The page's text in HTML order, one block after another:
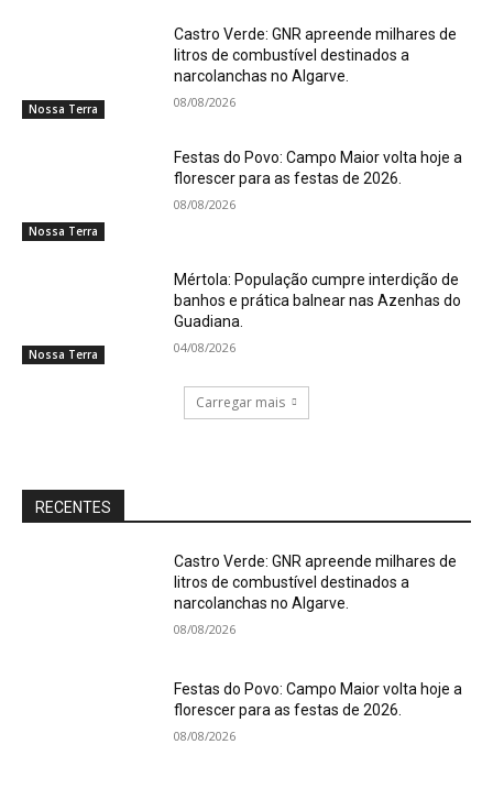
Nossa Terra
Castro Verde: GNR apreende milhares de
litros de combustível destinados a
narcolanchas no Algarve.
08/08/2026
Nossa Terra
Festas do Povo: Campo Maior volta hoje a
florescer para as festas de 2026.
08/08/2026
Nossa Terra
Mértola: População cumpre interdição de
banhos e prática balnear nas Azenhas do
Guadiana.
04/08/2026
Carregar mais
RECENTES
Castro Verde: GNR apreende milhares de
litros de combustível destinados a
narcolanchas no Algarve.
08/08/2026
Festas do Povo: Campo Maior volta hoje a
florescer para as festas de 2026.
08/08/2026